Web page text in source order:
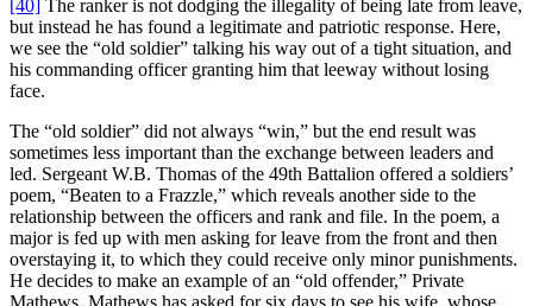
[40] The ranker is not dodging the illegality of being late from leave,
but instead he has found a legitimate and patriotic response. Here,
we see the “old soldier” talking his way out of a tight situation, and
his commanding officer granting him that leeway without losing
face.
The “old soldier” did not always “win,” but the end result was
sometimes less important than the exchange between leaders and
led. Sergeant W.B. Thomas of the 49th Battalion offered a soldiers’
poem, “Beaten to a Frazzle,” which reveals another side to the
relationship between the officers and rank and file. In the poem, a
major is fed up with men asking for leave from the front and then
overstaying it, to which they could receive only minor punishments.
He decides to make an example of an “old offender,” Private